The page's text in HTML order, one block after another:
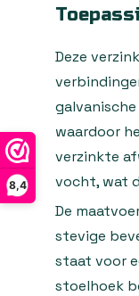
8,4
Deze
waardoor
verzinkte
vocht, wat
De
stevige
staat voor
stoelhoek